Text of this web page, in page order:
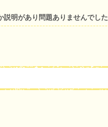
説明があり問題ありませんでした